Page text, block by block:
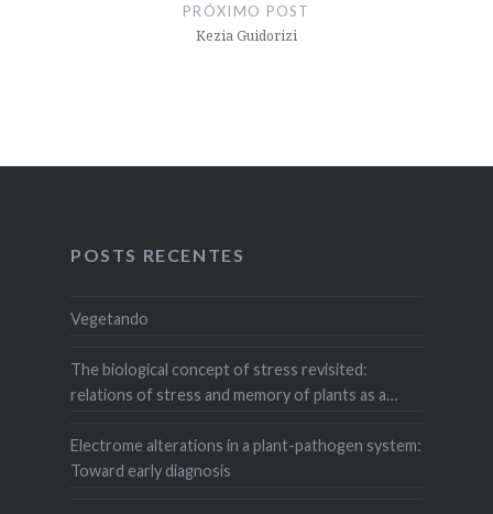
PRÓXIMO POST
Kezia Guidorizi
POSTS RECENTES
Vegetando
The biological concept of stress revisited:
relations of stress and memory of plants as a
Electrome alterations in a plant-pathogen system:
Toward early diagnosis